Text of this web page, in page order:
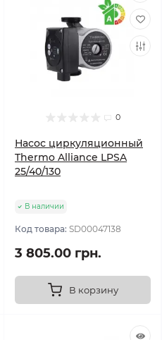
0
Насос циркуляционный
Thermo Alliance LPSA
25/40/130
В наличии
Код товара: SD00047138
3 805.00 грн.
В корзину